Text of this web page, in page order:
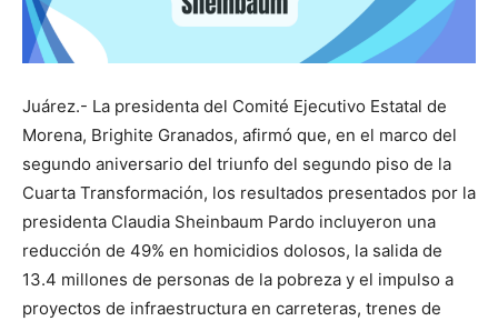
Juárez.- La presidenta del Comité Ejecutivo Estatal de
Morena, Brighite Granados, afirmó que, en el marco del
segundo aniversario del triunfo del segundo piso de la
Cuarta Transformación, los resultados presentados por la
presidenta Claudia Sheinbaum Pardo incluyeron una
reducción de 49% en homicidios dolosos, la salida de
13.4 millones de personas de la pobreza y el impulso a
proyectos de infraestructura en carreteras, trenes de